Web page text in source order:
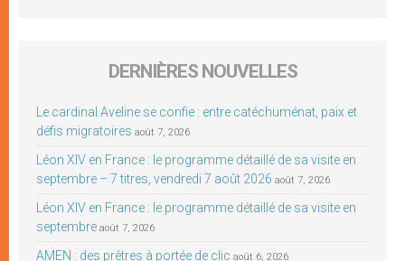
DERNIÈRES NOUVELLES
Le cardinal Aveline se confie : entre catéchuménat, paix et
défis migratoires août 7, 2026
Léon XIV en France : le programme détaillé de sa visite en
septembre – 7 titres, vendredi 7 août 2026 août 7, 2026
Léon XIV en France : le programme détaillé de sa visite en
septembre août 7, 2026
AMEN : des prêtres à portée de clic août 6, 2026